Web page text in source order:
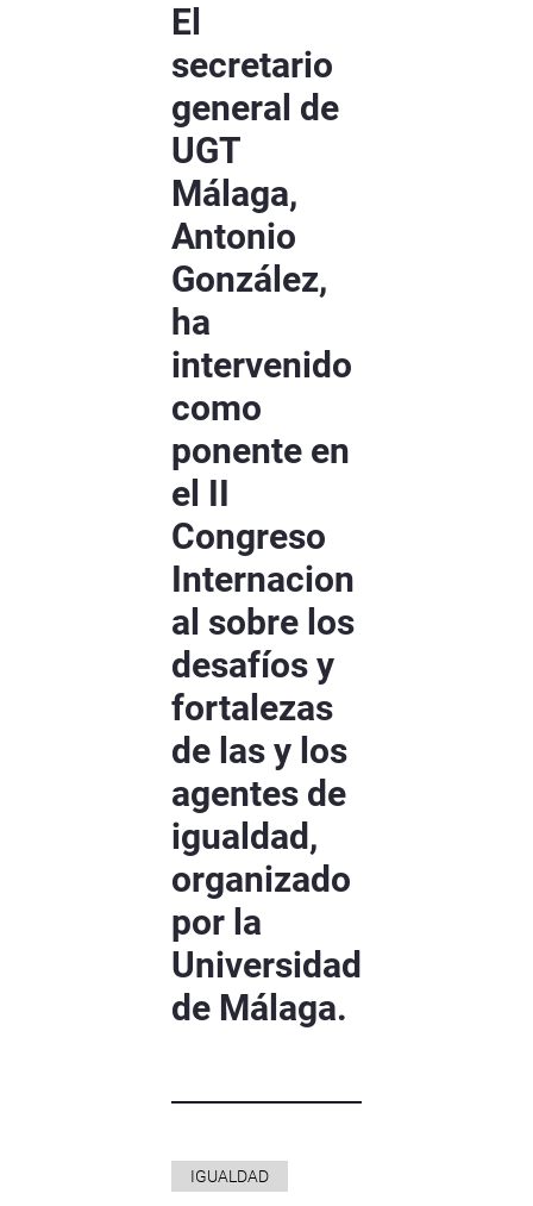
El
secretario
general de
UGT
Málaga,
Antonio
González,
ha
intervenido
como
ponente en
el II
Congreso
Internacion
al sobre los
desafíos y
fortalezas
de las y los
agentes de
igualdad,
organizado
por la
Universidad
de Málaga.
IGUALDAD